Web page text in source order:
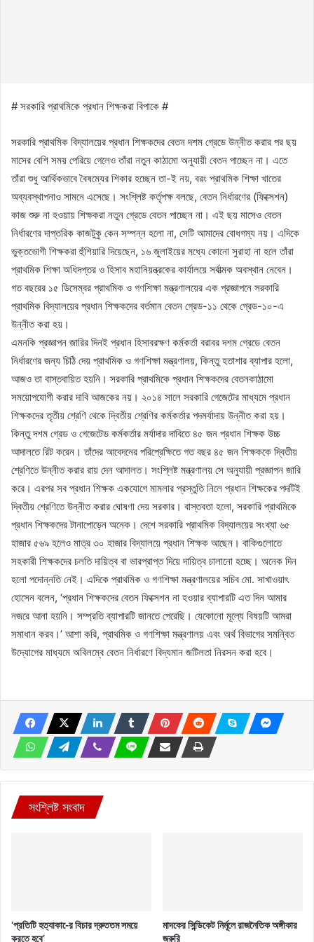
# সরকারি প্রাথমিকে প্রধান শিক্ষকরা বিপাকে #
সরকারি প্রাথমিক বিদ্যালয়ের প্রধান শিক্ষকদের বেতন দশম গ্রেডে উন্নীত করার পর ছয়
মাসের বেশি সময় পেরিয়ে গেলেও তাঁরা নতুন কাঠামো অনুযায়ী বেতন পাচ্ছেন না। এতে
তাঁরা শুধু আর্থিকভাবে বৈষম্যের শিকার হচ্ছেন তা-ই নয়, বরং প্রাথমিক শিক্ষা খাতের
অব্যবস্থাপনাও সামনে এসেছে। সংশ্লিষ্ট কর্তৃপক্ষ বলছে, বেতন নির্ধারণের (ফিক্সেশন)
কাজ শুরু না হওয়ায় শিক্ষকরা নতুন গ্রেডে বেতন পাচ্ছেন না। এই ছয় মাসেও বেতন
নির্ধারণের দাপ্তরিক কাজটুকু কেন সম্পন্ন হলো না, সেটি আমাদের বোধগম্য নয়। এদিকে
ভুক্তভোগী শিক্ষকরা হুঁশিয়ারি দিয়েছেন, ১৬ জুলাইয়ের মধ্যে কোনো সুরাহা না হলে তাঁরা
প্রাথমিক শিক্ষা অধিদপ্তর ও হিসাব মহানিয়ন্ত্রকের কার্যালয়ে সর্বাত্মক অবস্থান নেবেন।
গত বছরের ১৫ ডিসেম্বর প্রাথমিক ও গণশিক্ষা মন্ত্রণালয়ের এক প্রজ্ঞাপনে সরকারি
প্রাথমিক বিদ্যালয়ের প্রধান শিক্ষকদের বর্তমান বেতন গ্রেড-১১ থেকে গ্রেড-১০-এ
উন্নীত করা হয়।
এমনকি প্রজ্ঞাপন জারির দিনই প্রধান হিসাবরক্ষণ কর্মকর্তা বরাবর দশম গ্রেডে বেতন
নির্ধারণের জন্য চিঠি দেয় প্রাথমিক ও গণশিক্ষা মন্ত্রণালয়, কিন্তু হতাশার ব্যাপার হলো,
আজও তা বাস্তবায়িত হয়নি। সরকারি প্রাথমিকে প্রধান শিক্ষকদের বেতনকাঠামো
সময়োপযোগী করার দাবি আজকের নয়। ২০১৪ সালে সরকারি গেজেটের মাধ্যমে প্রধান
শিক্ষকদের তৃতীয় শ্রেণি থেকে দ্বিতীয় শ্রেণির কর্মকর্তার পদমর্যাদায় উন্নীত করা হয়।
কিন্তু দশম গ্রেড ও গেজেটেড কর্মকর্তার মর্যাদার দাবিতে ৪৫ জন প্রধান শিক্ষক উচ্চ
আদালতে রিট করেন। তাঁদের আবেদনের পরিপ্রেক্ষিতে গত বছর ৪৫ জন শিক্ষককে দ্বিতীয়
শ্রেণিতে উন্নীত করার রায় দেন আদালত। সংশ্লিষ্ট মন্ত্রণালয় সে অনুযায়ী প্রজ্ঞাপন জারি
করে। এরপর সব প্রধান শিক্ষক একযোগে মামলার প্রস্তুতি নিলে প্রধান শিক্ষকের পদটিই
দ্বিতীয় শ্রেণিতে উন্নীত করার ঘোষণা দেয় সরকার। বাস্তবতা হলো, সরকারি প্রাথমিকে
প্রধান শিক্ষকদের টানাপোড়েন অনেক। দেশে সরকারি প্রাথমিক বিদ্যালয়ের সংখ্যা ৬৫
হাজার ৫৬৯ হলেও মাত্র ৩০ হাজার বিদ্যালয়ে প্রধান শিক্ষক আছেন। বাকিগুলোতে
সহকারী শিক্ষকদের চলতি দায়িত্ব বা ভারপ্রাপ্ত দিয়ে দায়িত্ব চালানো হচ্ছে। অনেক দিন
হলো পদোন্নতি নেই। এদিকে প্রাথমিক ও গণশিক্ষা মন্ত্রণালয়ের সচিব মো. সাখাওয়াৎ
হোসেন বলেন, ‘প্রধান শিক্ষকদের বেতন ফিক্সেশন না হওয়ার ব্যাপারটি এত দিন আমার
নজরে আনা হয়নি। সম্প্রতি ব্যাপারটি জানতে পেরেছি। যেকোনো মূল্যে বিষয়টি আমরা
সমাধান করব।’ আশা করি, প্রাথমিক ও গণশিক্ষা মন্ত্রণালয় এবং অর্থ বিভাগের সমন্বিত
উদ্যোগের মাধ্যমে অবিলম্বে বেতন নির্ধারণে বিদ্যমান জটিলতা নিরসন করা হবে।
সংশ্লিষ্ট সংবাদ
‘প্রতিটি হত্যাকা-ের বিচার দ্রুততম সময়ে
করতে হবে’
মাদকের সিন্ডিকেট নির্মূলে রাজনৈতিক অঙ্গীকার
জরুরি